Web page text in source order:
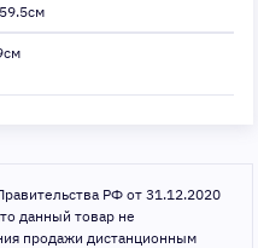
РФ от 31.12.2020
данный товар не
продажи дистанционным